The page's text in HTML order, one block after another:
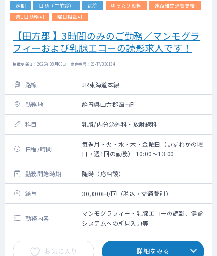
定期 日勤（午前診） 病院 ゆったり勤務
遠距離交通費支給
週1日勤務可
曜日相談可
【田方郡 】3時間のみのご勤務／マンモグラ
フィーおよび乳腺エコーの読影求人です！
掲載更新日 : 2026年08月06日 案件番号 : 26-TV336134
路線 JR東海道本線
勤務地 静岡県田方郡函南町
科目 乳腺/内分泌外科・放射線科
日程/時間
毎週月・火・水・木・金曜日（いずれかの曜
日・週1回の勤務） 10:00～13:00
勤務開始時期 随時（応相談）
給与 30,000円/回（税込・交通費別）
勤務内容
マンモグラフィー・乳腺エコーの読影、健診
システムへの所見入力等
お気に入り 詳細をみる